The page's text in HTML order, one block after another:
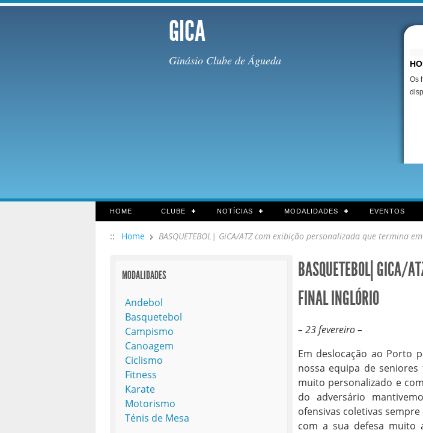
GICA
Ginásio Clube de Águeda
Os
HOME CLUBE NOTÍCIAS MODALIDADES EVENTOS
:: Home BASQUETEBOL| GiCA/ATZ com exibição personalizada que termina
BASQUETEBOL| GICA/
FINAL INGLÓRIO
– 23 fevereiro –
Em deslocação ao Porto
nossa equipa de
muito personalizado e
do adversário
ofensivas coletivas
com a sua defesa muito
MODALIDADES
Andebol
Basquetebol
Campismo
Canoagem
Ciclismo
Fitness
Karate
Motorismo
Ténis de Mesa